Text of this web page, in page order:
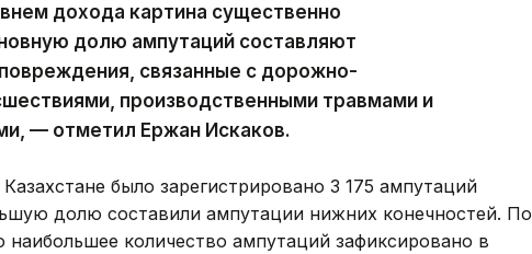
дохода картина существенно
долю ампутаций составляют
связанные с дорожно-
производственными травмами и
— отметил Ержан Искаков.
было зарегистрировано 3 175 ампутаций
долю составили ампутации нижних конечностей. По
количество ампутаций зафиксировано в